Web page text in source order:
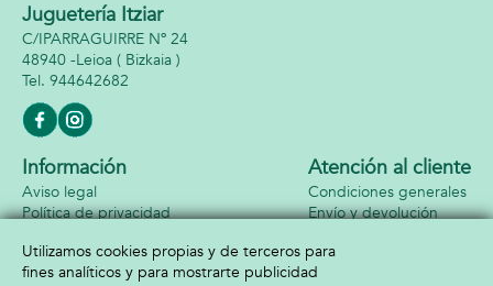
Juguetería Itziar
C/IPARRAGUIRRE Nº 24
48940 -Leioa ( Bizkaia )
944642682
Información
Aviso legal
Política de privacidad
Atención al cliente
Condiciones generales
Envío y devolución
Formas de pago
Utilizamos cookies propias y de terceros para
fines analíticos y para mostrarte publicidad